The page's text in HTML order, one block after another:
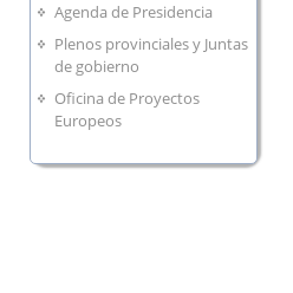
Agenda de Presidencia
Plenos provinciales y Juntas
de gobierno
Oficina de Proyectos
Europeos